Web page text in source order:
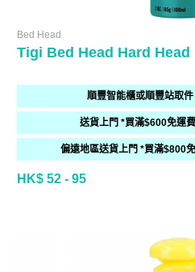
Bed Head
Tigi Bed Head Hard
順豐智能櫃或順豐站取
送貨上門 *買滿$600免運
偏遠地區送貨上門 *買滿$800
HK$ 52 - 95